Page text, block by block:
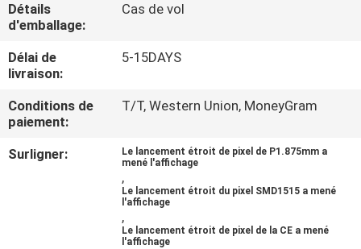
CONTRÔLE
DE
QUALITÉ
CONTACTEZ-
NOUS
NOUVELLES
Détails
d'emballage:
Cas de vol
Délai de
livraison:
5-15DAYS
Conditions de
paiement:
T/T, Western Union, MoneyGram
Surligner:
Le lancement étroit de pixel de P1.875mm a
mené l'affichage
,
Le lancement étroit du pixel SMD1515 a mené
l'affichage
,
Le lancement étroit de pixel de la CE a mené
l'affichage